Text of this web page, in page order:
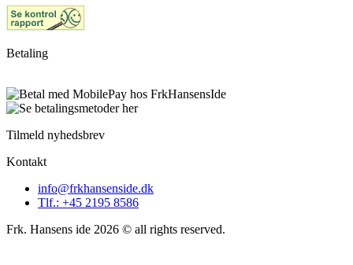
Betaling
Tilmeld nyhedsbrev
Kontakt
info@frkhansenside.dk
Tlf.: +45 2195 8586
Frk. Hansens ide 2026 © all rights reserved.